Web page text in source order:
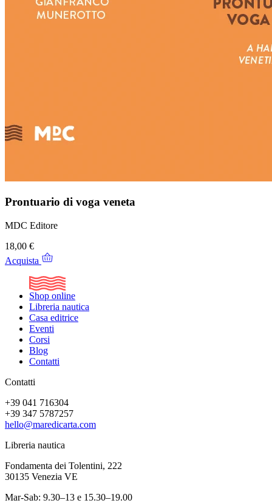
Prontuario di voga veneta
MDC Editore
18,00 €
Acquista
Shop online
Libreria nautica
Casa editrice
Eventi
Corsi
Blog
Contatti
Contatti
+39 041 716304
+39 347 5787257
hello@maredicarta.com
Libreria nautica
Fondamenta dei Tolentini, 222
30135 Venezia VE
Mar-Sab: 9.30–13 e 15.30–19.00